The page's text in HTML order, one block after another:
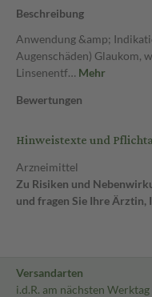
Beschreibung
Anwendung &amp;
Augenschäden) Glaukom,
Linsenentf… Mehr
Bewertungen
Hinweistexte und
Arzneimittel
Zu Risiken und
und fragen Sie Ihre
Versandarten
i.d.R. am nächsten Werktag